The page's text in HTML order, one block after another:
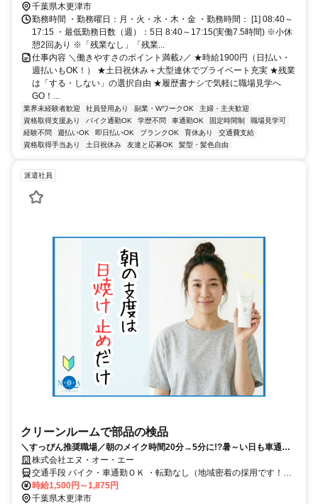
千葉県木更津市
勤務時間 ・勤務曜日：月・火・水・木・金 ・勤務時間： [1] 08:40～
17:15 ・最低勤務日数（週）：5日 8:40～17:15(実働7.5時間) ※小休
憩2回あり ※「残業なし」「残業...
仕事内容 ＼働きやすさのポイント満載♪／ ★時給1900円（日払い・
週払いもOK！） ★土日祝休み＋大型連休でプライベート充実 ★残業
は「する・しない」の選択自由 ★履歴書ナシで気軽に職場見学へ
GO！...
業界未経験者歓迎 社員登用あり 副業・WワークOK
主婦・主夫歓迎
資格取得支援あり
バイク通勤OK 学歴不問 車通勤OK 固定時間制
職場見学可
経験不問
週払いOK 即日払いOK ブランクOK 育休あり
交通費支給
資格取得手当あり
土日祝休み 友達と応募OK 髪型・髪色自由
派遣社員
クリーンルームで部品の検品
＼すっぴん推奨職場／朝のメイク時間20分→5分に!?暑～い日も車通勤
でラクラク♪出勤したら冷暖の効いたキレイな部屋でカンタン軽作業！座
り仕事もあり♪
株式会社エヌ・オー・エー
交通手段 バイク・車通勤ＯＫ ・転勤なし（地域密着の採用です！）
・敷地内に無料駐車場を完備しています 【最寄り駅】 ・ＪＲ久留里
線「木更津駅」 ・ＪＲ内房線「木更津駅」
時給1,500円～1,875円
千葉県木更津市